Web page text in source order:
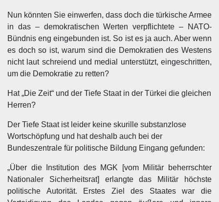
Nun könnten Sie einwerfen, dass doch die türkische Armee
in das – demokratischen Werten verpflichtete – NATO-
Bündnis eng eingebunden ist. So ist es ja auch. Aber wenn
es doch so ist, warum sind die Demokratien des Westens
nicht laut schreiend und medial unterstützt, eingeschritten,
um die Demokratie zu retten?
Hat „Die Zeit“ und der Tiefe Staat in der Türkei die gleichen
Herren?
Der Tiefe Staat ist leider keine skurille substanzlose
Wortschöpfung und hat deshalb auch bei der
Bundeszentrale für politische Bildung Eingang gefunden:
„Über die Institution des MGK [vom Militär beherrschter
Nationaler Sicherheitsrat] erlangte das Militär höchste
politische Autorität. Erstes Ziel des Staates war die